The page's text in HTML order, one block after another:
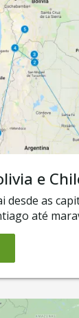
Salar de
E por fim,
onde
e
desde as
até
como
fazer o
e a região
Atacama,
há de